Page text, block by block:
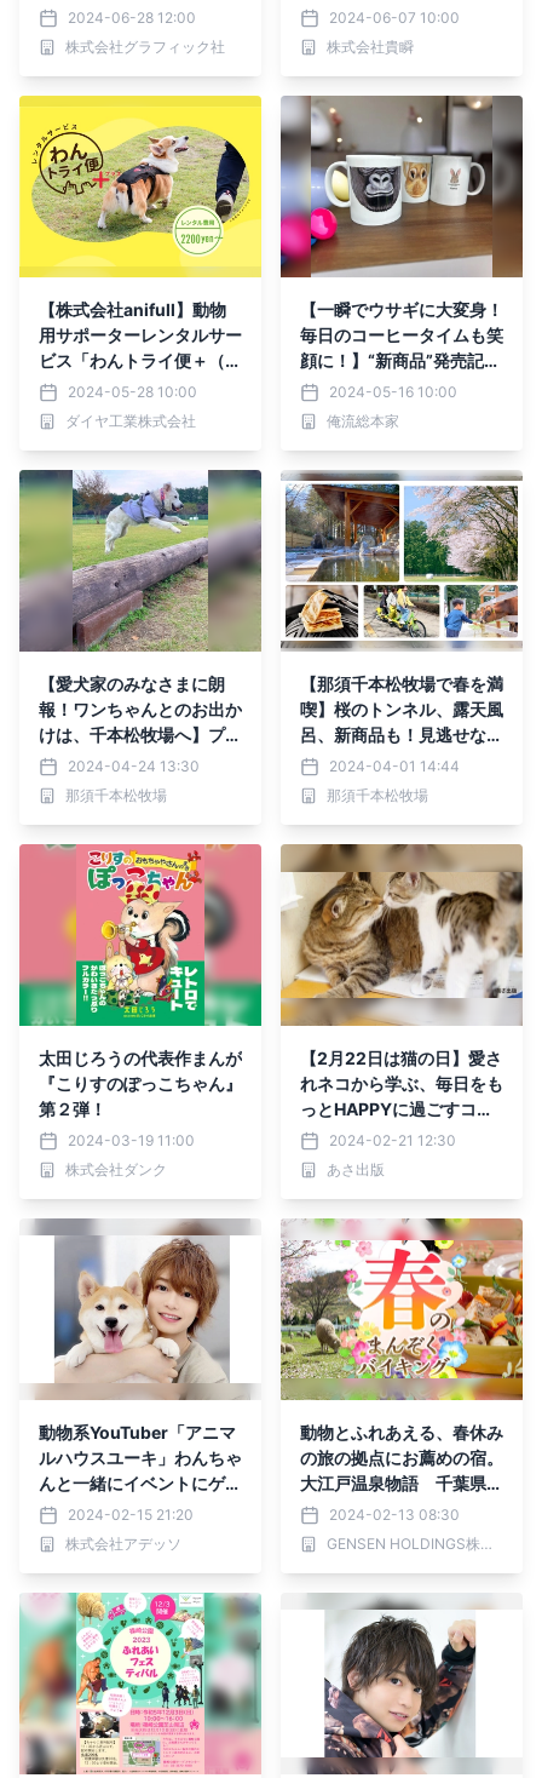
か、それとも悪魔か』7月
発売
2024-06-28 12:00
株式会社グラフィック社
コラボ クラウドファンデ
ィングが6月10日(月）よ
りスタート
2024-06-07 10:00
株式会社貴瞬
【株式会社anifull】動物
用サポーターレンタルサー
ビス「わんトライ便＋（プ
ラス）」を開始！
2024-05-28 10:00
ダイヤ工業株式会社
【一瞬でウサギに大変身！
毎日のコーヒータイムも笑
顔に！】“新商品”発売記念
セール – 楽天ランキング1
位！多数受賞の俺流総本家
から、新商品の動物柄に名
物フェイスマグ」発売を記
念して、期間限定10％OF
F！！
2024-05-16 10:00
俺流総本家
【愛犬家のみなさまに朗
報！ワンちゃんとのお出か
けは、千本松牧場へ】プラ
イベートドッグランやテラ
ス席での美味しいランチ
も！新緑が美しい季節のワ
2024-04-24 13:30
那須千本松牧場
【那須千本松牧場で春を満
喫】桜のトンネル、露天風
呂、新商品も！見逃せない
春の楽しみ5選
2024-04-01 14:44
那須千本松牧場
太田じろうの代表作まんが
『こりすのぽっこちゃん』
第２弾！
2024-03-19 11:00
株式会社ダンク
【2月22日は猫の日】愛さ
れネコから学ぶ、毎日をも
っとHAPPYに過ごすコツ
とは2024-02-21 12:30
あさ出版
動物系YouTuber「アニマ
ルハウスユーキ」わんちゃ
んと一緒にイベントにゲス
ト出演決定！
2024-02-15 21:20
株式会社アデッソ
動物とふれあえる、春休み
の旅の拠点にお薦めの宿。
大江戸温泉物語 千葉県と
群馬県の宿で 3月1日、
【春のまんぞくバイキン
グ】スタート！
2024-02-13 08:30
GENSEN HOLDINGS株式会社